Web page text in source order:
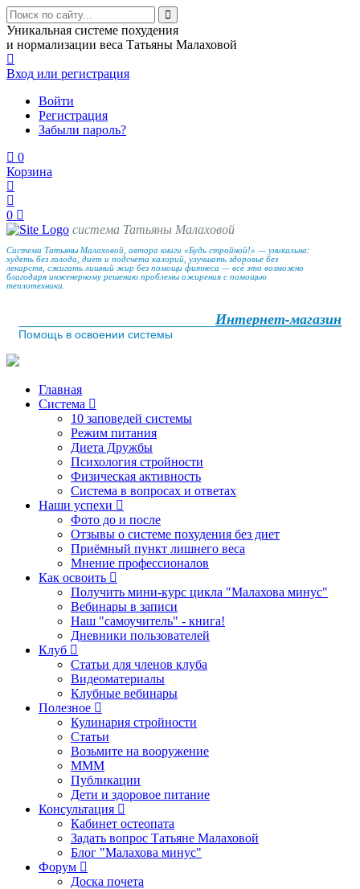
Уникальная системе похудения
и нормализации веса Татьяны Малаховой
Вход или регистрация
Войти
Регистрация
Забыли пароль?
0
Корзина
0
система Татьяны Малаховой
Система Татьяны Малаховой, автора книги «Будь стройной!» — уникальна:
худеть без голода, диет и подсчета калорий, улучшать здоровье без
лекарств, сжигать лишний жир без помощи фитнеса — всё это возможно
благодаря инженерному решению проблемы ожирения с помощью
теплотехники.
Интернет-магазин
Помощь в освоении системы
Главная
Система
10 заповедей системы
Режим питания
Диета Дружбы
Психология стройности
Физическая активность
Система в вопросах и ответах
Наши успехи
Фото до и после
Отзывы о системе похудения без диет
Приёмный пункт лишнего веса
Мнение профессионалов
Как освоить
Получить мини-курс цикла "Малахова минус"
Вебинары в записи
Наш "самоучитель" - книга!
Дневники пользователей
Клуб
Статьи для членов клуба
Видеоматериалы
Клубные вебинары
Полезное
Кулинария стройности
Статьи
Возьмите на вооружение
МММ
Публикации
Дети и здоровое питание
Консультация
Кабинет остеопата
Задать вопрос Татьяне Малаховой
Блог "Малахова минус"
Форум
Доска почета